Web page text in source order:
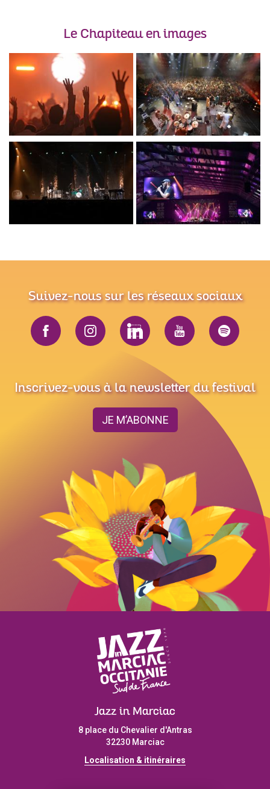
Le Chapiteau en images
Suivez-nous sur les réseaux sociaux
Inscrivez-vous à la newsletter du festival
JE M’ABONNE
Jazz in Marciac
8 place du Chevalier d'Antras
32230 Marciac
Localisation & itinéraires